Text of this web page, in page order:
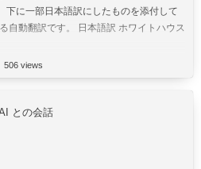
下に一部日本語訳にしたものを添付して
自動翻訳です。 日本語訳 ホワイトハウス
506 views
との会話